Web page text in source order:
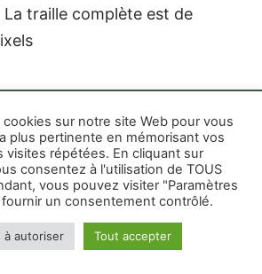
La traille complète est de
Theme|Photographe boudoir et
Montréal Lille Avignon
mariage et famille Montréal|
commercial Montréal|Mentions
légales
sur notre site Web pour vous
plus pertinente en mémorisant vos
visites répétées. En cliquant sur
consentez à l'utilisation de TOUS
vous pouvez visiter "Paramètres
un consentement contrôlé.
à autoriser Tout accepter